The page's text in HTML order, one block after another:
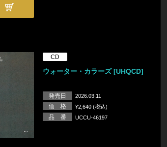
CD
ウォーター・カラーズ [UHQCD]
発売日 2026.03.11
価 格 ¥2,640 (税込)
品 番 UCCU-46197